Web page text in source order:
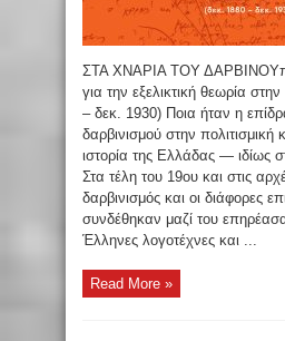
ΣΤΑ ΧΝΑΡΙΑ ΤΟΥ
για την εξελικτική θεωρία
– δεκ. 1930) Ποια ήταν η
δαρβινισμού στην πολιτισμική
ιστορία της Ελλάδας — ιδίως
Στα τέλη του 19ου και στις
δαρβινισμός και οι διάφορες
συνδέθηκαν μαζί του
Έλληνες λογοτέχνες και ...
Read More »